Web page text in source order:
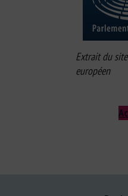
Extrait du
européen